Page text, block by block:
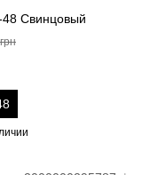
48 Свинцовый